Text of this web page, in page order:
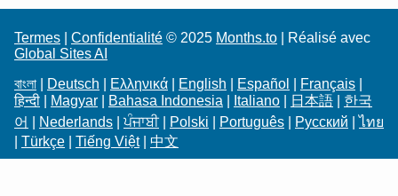
Termes Confidentialité © 2025 Months.to | Réalisé avec
Global Sites AI
বাংলা
Deutsch Ελληνικά English Español Français
हिन्दी
Magyar Bahasa Indonesia Italiano 日本語
한국
어
Nederlands |ਪੰਜਾਬੀ| Polski Português Русский |ไทย
Türkçe Tiếng Việt| 中文